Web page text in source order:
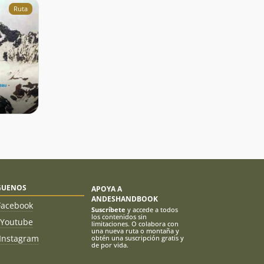
Ruta
Youtube
Instagram
APOYA A
ANDESHANDBOOK
Suscríbete y accede a todos
los contenidos sin
limitaciones. O colabora con
una nueva ruta o montaña y
obtén una suscripción gratis y
de por vida.